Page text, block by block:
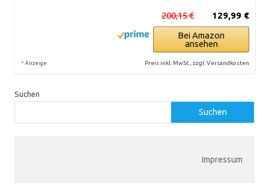
129,99 €
200,15 €
Bei Amazon
ansehen
* Anzeige Preis inkl. MwSt., zzgl. Versandkosten
Suchen
Suchen
Impressum